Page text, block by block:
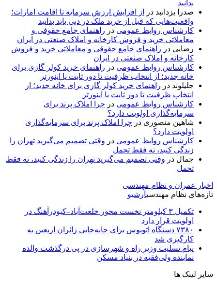
بدانید
صدرا یزدانبد در
از افزایش ارزش سرمایه تا اقامت امارات؛
واقعیت‌هایی که قبل از خرید ملک در دبی باید بدانید
کارشناس روابط عمومی در راهنمای جامع حقوقی و
معاملاتی خرید و فروش کارخانه و املاک صنعتی در ایران
رضایی در راهنمای جامع حقوقی و معاملاتی خرید و فروش
کارخانه و املاک صنعتی در ایران
کارشناس روابط عمومی در راهنمای خرید کولر گازی برای
خانه جدید؛ از انتخاب ظرفیت تا دور ثابت یا اینورتر
جلیلوند در راهنمای خرید کولر گازی برای خانه جدید؛ از
انتخاب ظرفیت تا دور ثابت یا اینورتر
کارشناس روابط عمومی در چرا املاک پرند برای
سرمایه‌گذاری اولویت دارد؟
شاهین منصوری در چرا املاک پرند برای سرمایه‌گذاری
اولویت دارد؟
کارشناس روابط عمومی در وقتی تصمیم می‌گیرید تهران را
زندگی کنید، نه فقط تحمل
جمال در وقتی تصمیم می‌گیرید تهران را زندگی کنید، نه فقط
تحمل
اخبار عمران و نظام مهندسی
تازه‌های نظام مهندسیآرشیو
تکمیل ۳ کیلومتر نخست محور خلعت‌آباد–کبودرآهنگ در
اولویت قرار دارد
۷۳۸۰ دستگاه اتوبوس برای جابه‌جایی زائران اربعین به‌
کارگیری شد
پیام تسلیت وزیر راه و شهرسازی در پی درگذشت والده
نماینده ولی‌فقیه در بنیاد مسکن
سایر لینک ها